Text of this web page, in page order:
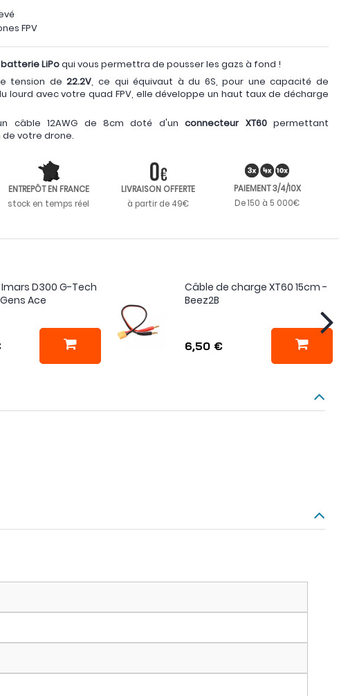
FPV
batterie LiPoqui vous permettra de pousser les gazs à fond !
tension de22.2V , ce qui équivaut à du 6S, pour une capacité de
lourd avec votre quad FPV, elle développe un haut taux de décharge
câble 12AWG de 8cm doté d'unconnecteur XT60permettant
votre drone.
ENTREPÔT EN FRANCE
stock en temps réel
LIVRAISON OFFERTE
à partir de 49€
PAIEMENT 3/4/10X
De 150 à 5 000€
D300 G-Tech
Ace
Câble de charge XT60 15cm -
Beez2B
6,50 €